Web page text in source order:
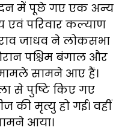
में पूछे गए एक अन्य
एवं परिवार कल्याण
जाधव ने लोकसभा
पश्चिम बंगाल और
सामने आए हैं।
से पुष्टि किए गए
की मृत्यु हो गई। वहीं
आया।